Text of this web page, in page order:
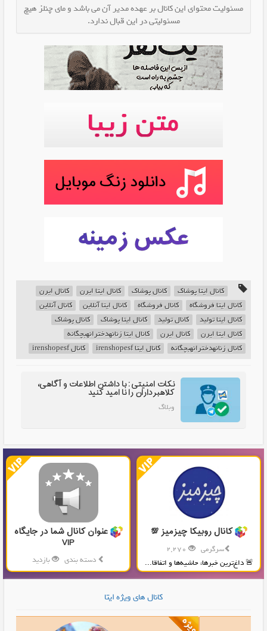
مسئولیت محتوای این کانال بر عهده مدیر آن می باشد و مای چنلز هیچ
مسئولیتی در این قبال ندارد.
کانال ایتا پوشاک کانال پوشاک کانال ایتا ایرن
کانال ایرن
کانال ایتا فروشگاه
کانال فروشگاه کانال ایتا آنلاین
کانال آنلاین
کانال ایتا تولید
کانال تولید کانال ایتا پوشاک
کانال پوشاک
کانال ایتا ایرن
کانال ایرن
کانال ایتا زنانهدخترانهبچگانه
کانال زنانهدخترانهبچگانه
کانال ایتا irenshopesf کانال irenshopesf
نکات امنیتی: با داشتن اطلاعات و آگاهی،
کلاهبرداران را نا امید کنید
وبلاگ
کانال روبیکا چیزمیز 💯
سرگرمی
🚨 داغ‌ترین خبرها، حاشیه‌ها و اتفاقا...
عنوان کانال شما در جایگاه
VIP
دسته بندی
بازدید
توضیحات کانال شما در این قسمت...
کانال های ویژه ایتا